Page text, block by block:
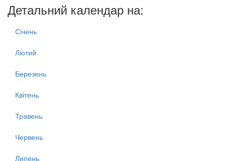
Детальний календар на:
Січень
Лютий
Березень
Квітень
Травень
Червень
Липень